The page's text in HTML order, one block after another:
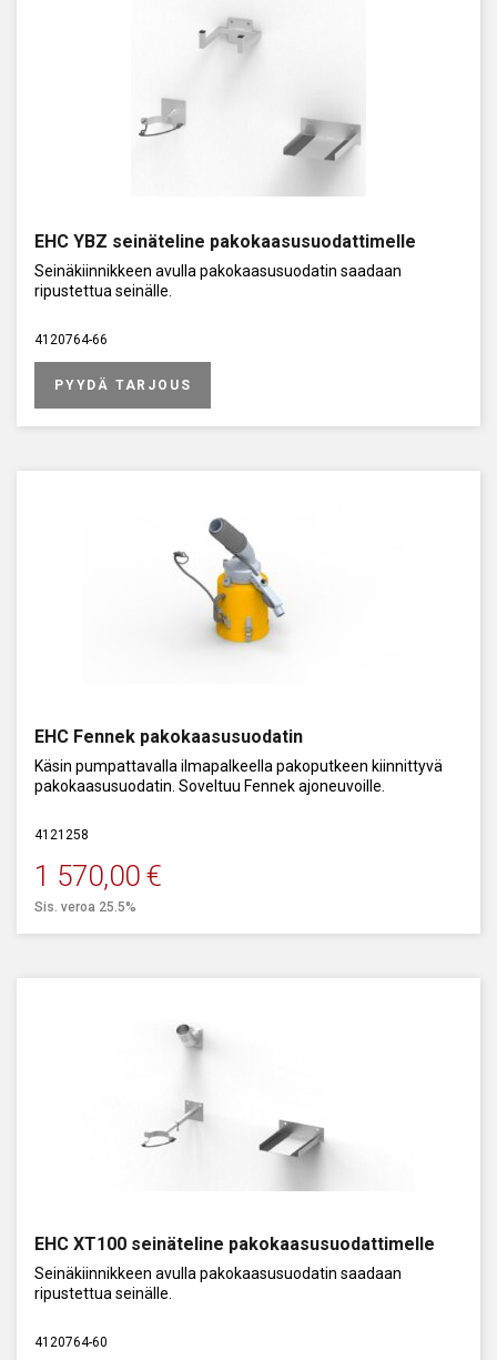
EHC YBZ seinäteline pakokaasusuodattimelle
Seinäkiinnikkeen avulla pakokaasusuodatin saadaan
ripustettua seinälle.
4120764-66
PYYDÄ TARJOUS
EHC Fennek pakokaasusuodatin
Käsin pumpattavalla ilmapalkeella pakoputkeen kiinnittyvä
pakokaasusuodatin. Soveltuu Fennek ajoneuvoille.
4121258
1 570,00 €
Sis. veroa 25.5%
EHC XT100 seinäteline pakokaasusuodattimelle
Seinäkiinnikkeen avulla pakokaasusuodatin saadaan
ripustettua seinälle.
4120764-60